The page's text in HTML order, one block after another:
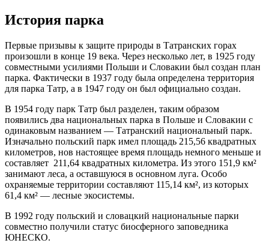
История парка
Первые призывы к защите природы в Татранских горах
произошли в конце 19 века. Через несколько лет, в 1925 году
совместными усилиями Польши и Словакии был создан план
парка. Фактически в 1937 году была определена территория
для парка Татр, а в 1947 году он был официально создан.
В 1954 году парк Татр был разделен, таким образом
появились два национальных парка в Польше и Словакии с
одинаковым названием — Татранский национальный парк.
Изначально польский парк имел площадь 215,56 квадратных
километров, нов настоящее время площадь немного меньше и
составляет 211,64 квадратных километра. Из этого 151,9 км²
занимают леса, а оставшуюся в основном луга. Особо
охраняемые территории составляют 115,14 км², из которых
61,4 км² — лесные экосистемы.
В 1992 году польский и словацкий национальные парки
совместно получили статус биосферного заповедника
ЮНЕСКО.